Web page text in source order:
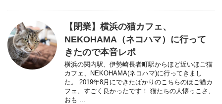
【閉業】横浜の猫カフェ、
NEKOHAMA（ネコハマ）に行って
きたので本音レポ
横浜の関内駅、伊勢崎長者町駅からほど近いほご猫
カフェ、NEKOHAMA(ネコハマ)に行ってきまし
た。 2019年8月にできたばかりのこちらのほご猫カ
フェ、すごく良かったです！ 猫たちの人懐っこさ、
おも ...